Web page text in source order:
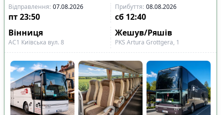
Відправлення: 07.08.2026 Прибуття: 08.08.2026
пт23:50 сб 12:40
Вінниця
Жешув/Ряшів
АС1 Київська вул. 8 PKS Artura Grottgera, 1